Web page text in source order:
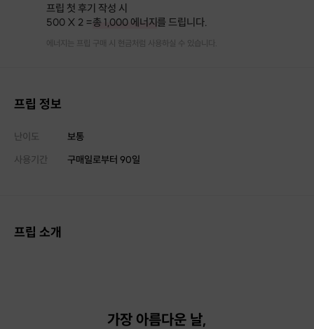
프립 첫 후기 작성 시
500 X 2 =총 1,000 에너지를 드립니다.
에너지는 프립 구매 시 현금처럼 사용하실 수 있습니다.
프립 정보
난이도
보통
사용기간
구매일로부터 90일
프립 소개
가장 아름다운 날,